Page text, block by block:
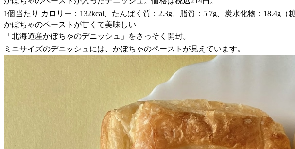
1個当たり カロリー：132kcal、たんぱく質：2.3g、脂質：5.7g、炭水化物：18.4g（
かぼちゃのペーストが甘くて美味しい
「北海道産かぼちゃのデニッシュ」をさっそく開封。
ミニサイズのデニッシュには、かぼちゃのペーストが見えています。